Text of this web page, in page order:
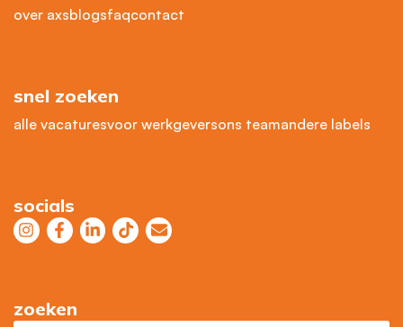
over axsblogsfaqcontact
snel zoeken
alle vacaturesvoor werkgeversons teamandere labels
socials
zoeken